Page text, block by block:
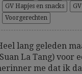
GV Hapjes en snacks
Voorgerechten
lang geleden
La Tang) voor
me dat ik